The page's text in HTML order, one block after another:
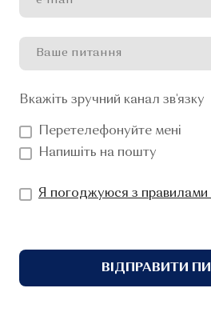
Вкажіть зручний канал зв'язку
Перетелефонуйте мені
Напишіть на пошту
Я погоджуюся з правилами
ВІДПРАВИТИ